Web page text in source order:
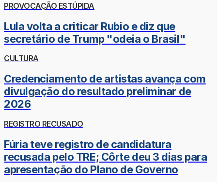
PROVOCAÇÃO ESTÚPIDA
Lula volta a criticar Rubio e diz que
secretário de Trump "odeia o Brasil"
CULTURA
Credenciamento de artistas avança com
divulgação do resultado preliminar de
2026
REGISTRO RECUSADO
Fúria teve registro de candidatura
recusada pelo TRE; Côrte deu 3 dias para
apresentação do Plano de Governo